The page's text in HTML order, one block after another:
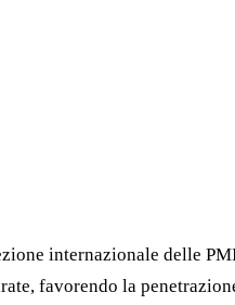
internazionale delle
favorendo la